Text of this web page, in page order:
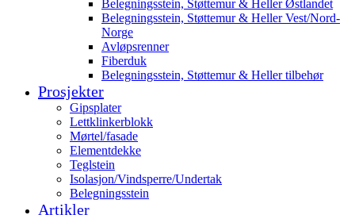
Belegningsstein, Støttemur & Heller Østlandet
Belegningsstein, Støttemur & Heller Vest/Nord-
Norge
Avløpsrenner
Fiberduk
Belegningsstein, Støttemur & Heller tilbehør
Prosjekter
Gipsplater
Lettklinkerblokk
Mørtel/fasade
Elementdekke
Teglstein
Isolasjon/Vindsperre/Undertak
Belegningsstein
Artikler